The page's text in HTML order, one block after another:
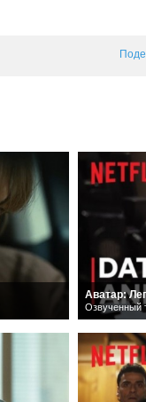
Аватар:
Озвученный